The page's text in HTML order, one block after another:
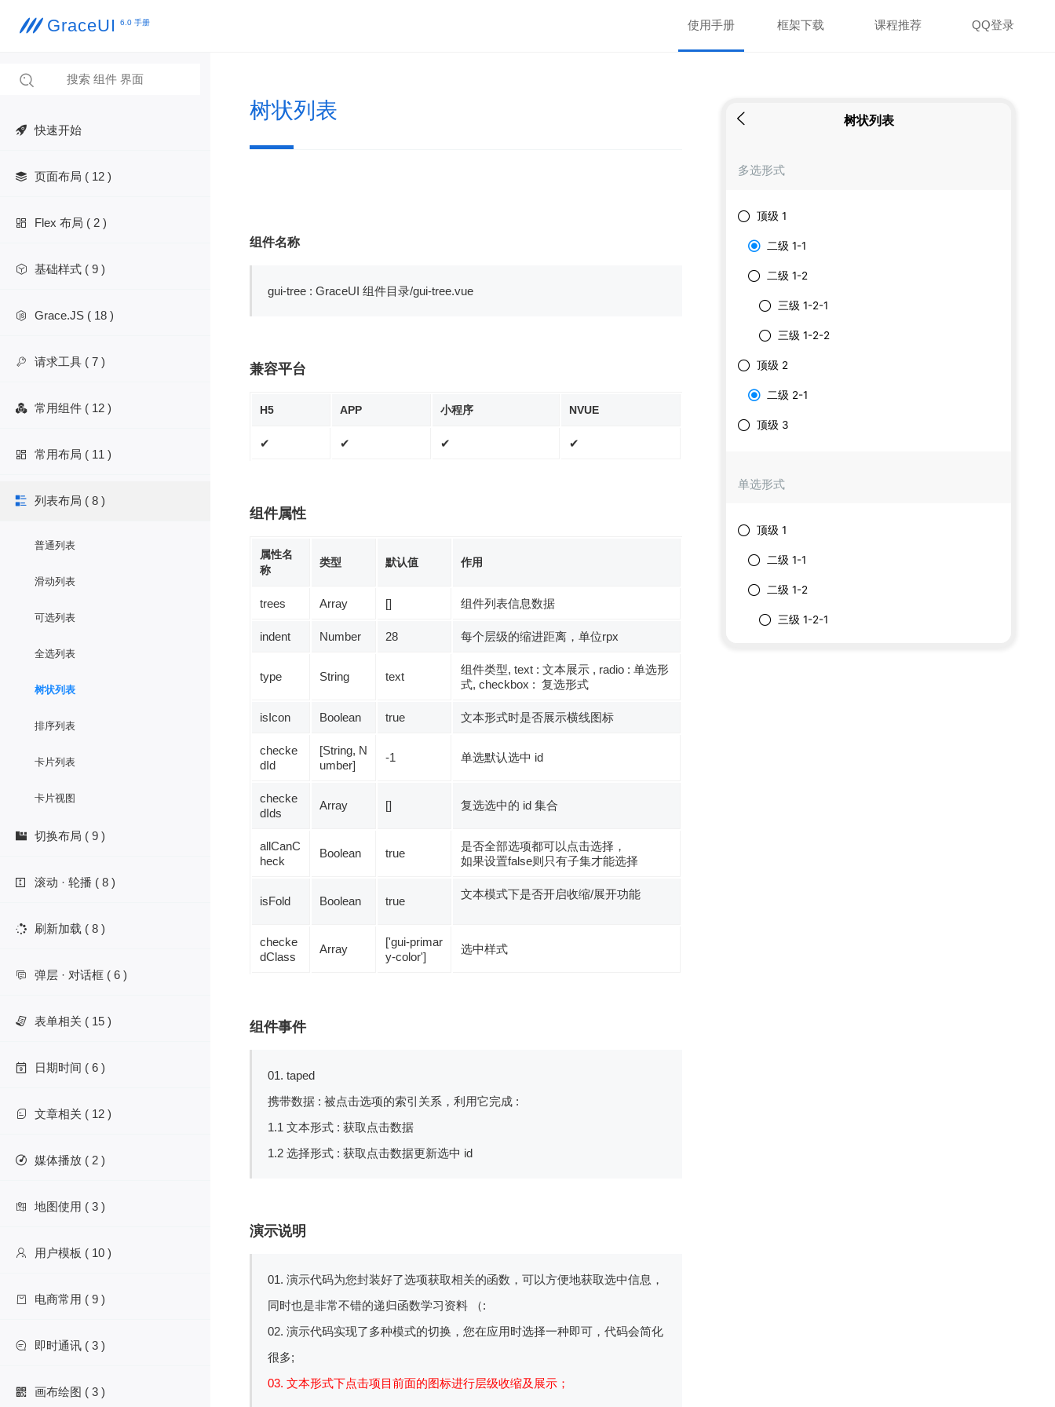
 GraceUI 6.0 手册 使用手册 框架下载 课程推荐 QQ登录

快速开始
 页面布局 ( 12 )
 Flex 布局 ( 2 )
 基础样式 ( 9 )
 Grace.JS ( 18 )
 请求工具 ( 7 )
 常用组件 ( 12 )
 常用布局 ( 11 )
 列表布局 ( 8 )
普通列表
滑动列表
可选列表
全选列表
树状列表
排序列表
卡片列表
卡片视图
 切换布局 ( 9 )
 滚动 · 轮播 ( 8 )
 刷新加载 ( 8 )
 弹层 · 对话框 ( 6 )
 表单相关 ( 15 )
 日期时间 ( 6 )
 文章相关 ( 12 )
 媒体播放 ( 2 )
 地图使用 ( 3 )
 用户模板 ( 10 )
 电商常用 ( 9 )
 即时通讯 ( 3 )
 画布绘图 ( 3 )
树状列表
组件名称
gui-tree : GraceUI 组件目录/gui-tree.vue
兼容平台
H5 APP 小程序 NVUE
✔ ✔ ✔ ✔
组件属性
属性名
称
类型 默认值 作用
trees Array [] 组件列表信息数据
indent Number 28 每个层级的缩进距离，单位rpx
type String text
组件类型, text : 文本展示 , radio : 单选形
式, checkbox : 复选形式
isIcon Boolean true 文本形式时是否展示横线图标
checke
dId
[String, N
umber]
-1 单选默认选中 id
checke
dIds
Array [] 复选选中的 id 集合
allCanC
heck
Boolean true
是否全部选项都可以点击选择，
如果设置false则只有子集才能选择
isFold Boolean true
文本模式下是否开启收缩/展开功能
checke
dClass
Array
['gui-primar
y-color']
选中样式
组件事件
01. taped
携带数据 : 被点击选项的索引关系，利用它完成 :
1.1 文本形式 : 获取点击数据
1.2 选择形式 : 获取点击数据更新选中 id
演示说明
01. 演示代码为您封装好了选项获取相关的函数，可以方便地获取选中信息，
同时也是非常不错的递归函数学习资料 （:
02. 演示代码实现了多种模式的切换，您在应用时选择一种即可，代码会简化
很多;
03. 文本形式下点击项目前面的图标进行层级收缩及展示；